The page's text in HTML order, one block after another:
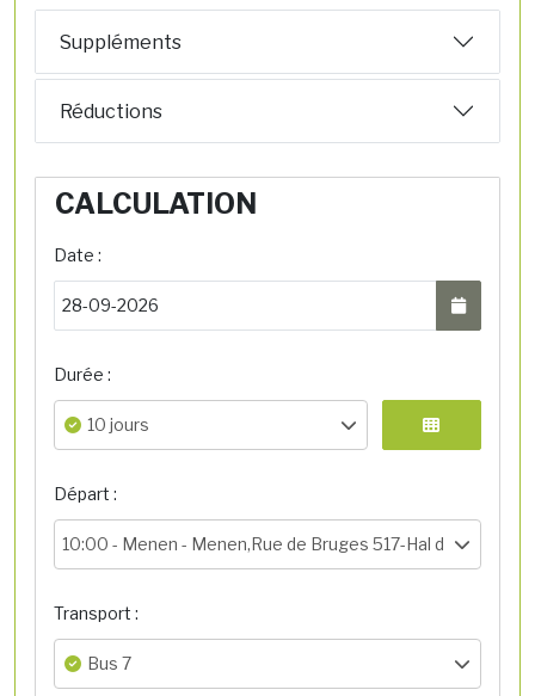
Suppléments
Réductions
CALCULATION
Date :
Durée :
10 jours
Départ :
10:00 - Menen - Menen,Rue de Bruges 517-Hal de départ
Transport :
Bus 7